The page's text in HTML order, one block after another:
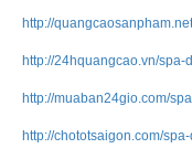
http://
http://24hquangcao.vn/
http://muaban24gio.com/
http://chototsaigon.com/